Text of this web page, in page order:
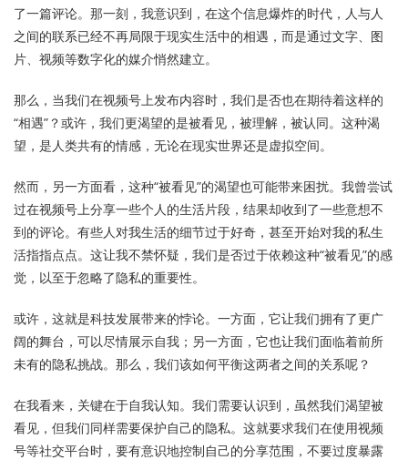
了一篇评论。那一刻，我意识到，在这个信息爆炸的时代，人与人
之间的联系已经不再局限于现实生活中的相遇，而是通过文字、图
片、视频等数字化的媒介悄然建立。
那么，当我们在视频号上发布内容时，我们是否也在期待着这样的
“相遇”？或许，我们更渴望的是被看见，被理解，被认同。这种渴
望，是人类共有的情感，无论在现实世界还是虚拟空间。
然而，另一方面看，这种“被看见”的渴望也可能带来困扰。我曾尝试
过在视频号上分享一些个人的生活片段，结果却收到了一些意想不
到的评论。有些人对我生活的细节过于好奇，甚至开始对我的私生
活指指点点。这让我不禁怀疑，我们是否过于依赖这种“被看见”的感
觉，以至于忽略了隐私的重要性。
或许，这就是科技发展带来的悖论。一方面，它让我们拥有了更广
阔的舞台，可以尽情展示自我；另一方面，它也让我们面临着前所
未有的隐私挑战。那么，我们该如何平衡这两者之间的关系呢？
在我看来，关键在于自我认知。我们需要认识到，虽然我们渴望被
看见，但我们同样需要保护自己的隐私。这就要求我们在使用视频
号等社交平台时，要有意识地控制自己的分享范围，不要过度暴露